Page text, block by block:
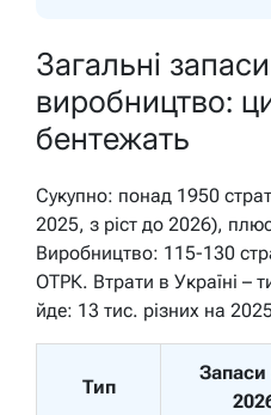
Загальні
виробництво:
бентежать
Сукупно: понад 1950
2025, з ріст до 2026),
Виробництво: 115-130
ОТРК. Втрати в Україні –
йде: 13 тис. різних на
Тип
Запаси